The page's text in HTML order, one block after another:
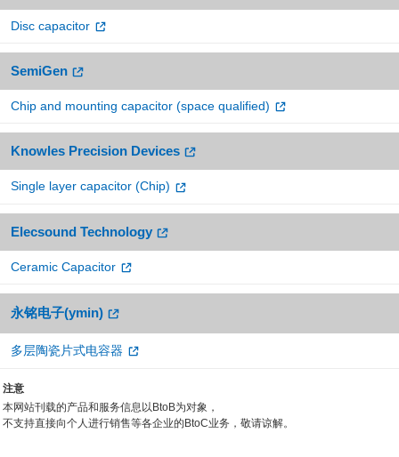
Disc capacitor
SemiGen
Chip and mounting capacitor (space qualified)
Knowles Precision Devices
Single layer capacitor (Chip)
Elecsound Technology
Ceramic Capacitor
永铭电子(ymin)
多层陶瓷片式电容器
注意
本网站刊载的产品和服务信息以BtoB为对象，
不支持直接向个人进行销售等各企业的BtoC业务，敬请谅解。